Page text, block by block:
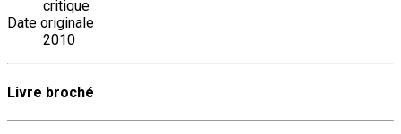
critique
Date originale
2010
Livre broché